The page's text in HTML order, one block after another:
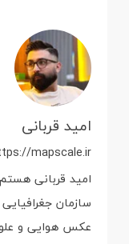
امید قربانی
mapscale.ir/
امید قربانی
سازمان
عکس هوایی و